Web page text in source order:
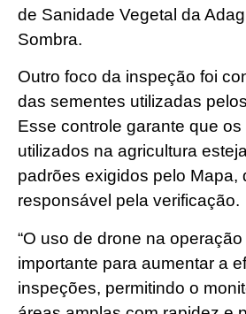
de Sanidade Vegetal da
Sombra.
Outro foco da inspeção foi
das sementes utilizadas
Esse controle garante que os
utilizados na agricultura
padrões exigidos pelo Mapa,
responsável pela verificação.
“O uso de drone na
importante para aumentar a
inspeções, permitindo o